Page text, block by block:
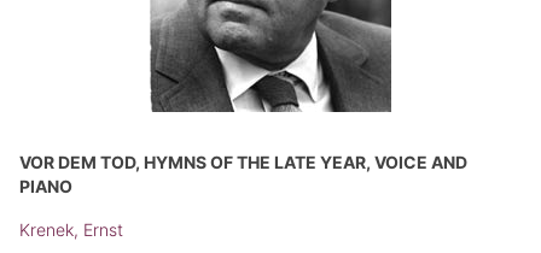
VOR DEM TOD, HYMNS OF THE LATE YEAR, VOICE AND
PIANO
Krenek, Ernst